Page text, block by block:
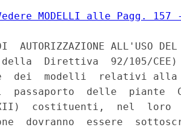
MODELLI alle Pagg.
AUTORIZZAZIONE ALL'USO DEL
Direttiva  92/105/
dei  modelli  relativi alla
delle  piante
costituenti,  nel  loro
dovranno  essere